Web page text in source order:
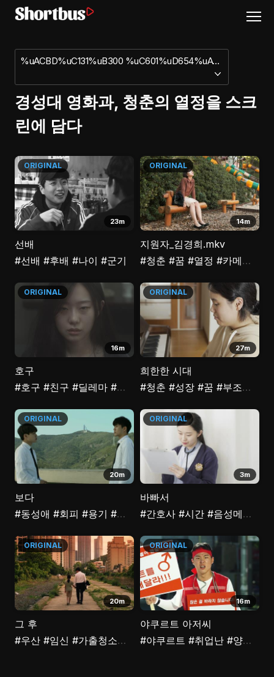
%uACBD%uC131%uB300 %uC601%uD654%uACFC, %uCCAD%uCD98%uC758 %uC5F4%uC815%uC744 %uC2A4%uD06C%uB9B0%uC5D0 %uB2F4%uB2E4
경성대 영화과, 청춘의 열정을 스크
린에 담다
23m
ORIGINAL
선배
#선배 #후배 #나이 #군기
14m
ORIGINAL
지원자_김경희.mkv
#청춘 #꿈 #열정 #카메라
16m
ORIGINAL
호구
#호구 #친구 #딜레마 #상담
27m
ORIGINAL
희한한 시대
#청춘 #성장 #꿈 #부조리
20m
ORIGINAL
보다
#동성애 #회피 #용기 #마주침
3m
ORIGINAL
바빠서
#간호사 #시간 #음성메세지
20m
ORIGINAL
그 후
#우산 #임신 #가출청소년 #편지
16m
ORIGINAL
야쿠르트 아저씨
#야쿠르트 #취업난 #양성평등